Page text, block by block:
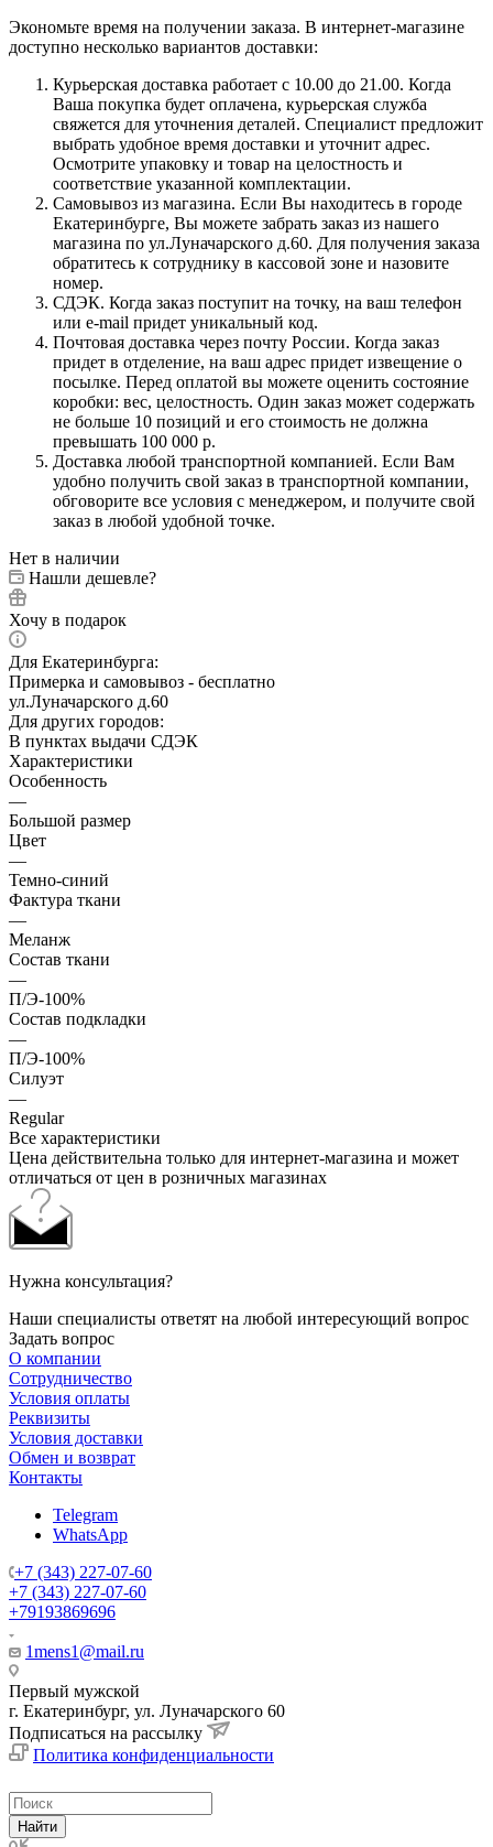
Экономьте время на получении заказа. В интернет-магазине
доступно несколько вариантов доставки:
Курьерская доставка работает с 10.00 до 21.00. Когда
Ваша покупка будет оплачена, курьерская служба
свяжется для уточнения деталей. Специалист предложит
выбрать удобное время доставки и уточнит адрес.
Осмотрите упаковку и товар на целостность и
соответствие указанной комплектации.
Самовывоз из магазина. Если Вы находитесь в городе
Екатеринбурге, Вы можете забрать заказ из нашего
магазина по ул.Луначарского д.60. Для получения заказа
обратитесь к сотруднику в кассовой зоне и назовите
номер.
СДЭК. Когда заказ поступит на точку, на ваш телефон
или e-mail придет уникальный код.
Почтовая доставка через почту России. Когда заказ
придет в отделение, на ваш адрес придет извещение о
посылке. Перед оплатой вы можете оценить состояние
коробки: вес, целостность. Один заказ может содержать
не больше 10 позиций и его стоимость не должна
превышать 100 000 р.
Доставка любой транспортной компанией. Если Вам
удобно получить свой заказ в транспортной компании,
обговорите все условия с менеджером, и получите свой
заказ в любой удобной точке.
Нет в наличии
Нашли дешевле?
Хочу в подарок
Для Екатеринбурга:
Примерка и самовывоз - бесплатно
ул.Луначарского д.60
Для других городов:
В пунктах выдачи СДЭК
Характеристики
Особенность
—
Большой размер
Цвет
—
Темно-синий
Фактура ткани
—
Меланж
Состав ткани
—
П/Э-100%
Состав подкладки
—
П/Э-100%
Силуэт
—
Regular
Все характеристики
Цена действительна только для интернет-магазина и может
отличаться от цен в розничных магазинах
Нужна консультация?
Наши специалисты ответят на любой интересующий вопрос
Задать вопрос
О компании
Сотрудничество
Условия оплаты
Реквизиты
Условия доставки
Обмен и возврат
Контакты
Telegram
WhatsApp
+7 (343) 227-07-60
+7 (343) 227-07-60
+79193869696
1mens1@mail.ru
Первый мужской
г. Екатеринбург, ул. Луначарского 60
Подписаться на рассылку
Политика конфиденциальности
Найти